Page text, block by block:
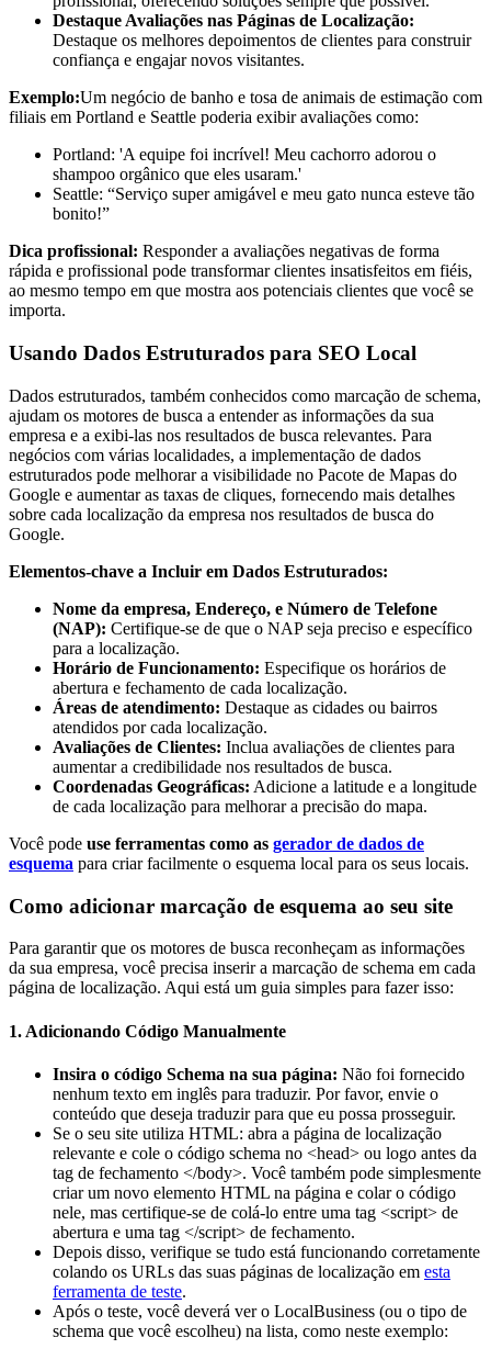
Destaque Avaliações nas Páginas de Localização:
Destaque os melhores depoimentos de clientes para construir
confiança e engajar novos visitantes.
Exemplo:Um negócio de banho e tosa de animais de estimação com
filiais em Portland e Seattle poderia exibir avaliações como:
Portland: 'A equipe foi incrível! Meu cachorro adorou o
shampoo orgânico que eles usaram.'
Seattle: “Serviço super amigável e meu gato nunca esteve tão
bonito!”
Dica profissional: Responder a avaliações negativas de forma
rápida e profissional pode transformar clientes insatisfeitos em fiéis,
ao mesmo tempo em que mostra aos potenciais clientes que você se
importa.
Usando Dados Estruturados para SEO Local
Dados estruturados, também conhecidos como marcação de schema,
ajudam os motores de busca a entender as informações da sua
empresa e a exibi-las nos resultados de busca relevantes. Para
negócios com várias localidades, a implementação de dados
estruturados pode melhorar a visibilidade no Pacote de Mapas do
Google e aumentar as taxas de cliques, fornecendo mais detalhes
sobre cada localização da empresa nos resultados de busca do
Google.
Elementos-chave a Incluir em Dados Estruturados:
Nome da empresa, Endereço, e Número de Telefone
(NAP): Certifique-se de que o NAP seja preciso e específico
para a localização.
Horário de Funcionamento: Especifique os horários de
abertura e fechamento de cada localização.
Áreas de atendimento: Destaque as cidades ou bairros
atendidos por cada localização.
Avaliações de Clientes: Inclua avaliações de clientes para
aumentar a credibilidade nos resultados de busca.
Coordenadas Geográficas: Adicione a latitude e a longitude
de cada localização para melhorar a precisão do mapa.
Você pode use ferramentas como as gerador de dados de
esquema para criar facilmente o esquema local para os seus locais.
Como adicionar marcação de esquema ao seu site
Para garantir que os motores de busca reconheçam as informações
da sua empresa, você precisa inserir a marcação de schema em cada
página de localização. Aqui está um guia simples para fazer isso:
1. Adicionando Código Manualmente
Insira o código Schema na sua página: Não foi fornecido
nenhum texto em inglês para traduzir. Por favor, envie o
conteúdo que deseja traduzir para que eu possa prosseguir.
Se o seu site utiliza HTML: abra a página de localização
relevante e cole o código schema no <head> ou logo antes da
tag de fechamento </body>. Você também pode simplesmente
criar um novo elemento HTML na página e colar o código
nele, mas certifique-se de colá-lo entre uma tag <script> de
abertura e uma tag </script> de fechamento.
Depois disso, verifique se tudo está funcionando corretamente
colando os URLs das suas páginas de localização em esta
ferramenta de teste.
Após o teste, você deverá ver o LocalBusiness (ou o tipo de
schema que você escolheu) na lista, como neste exemplo: